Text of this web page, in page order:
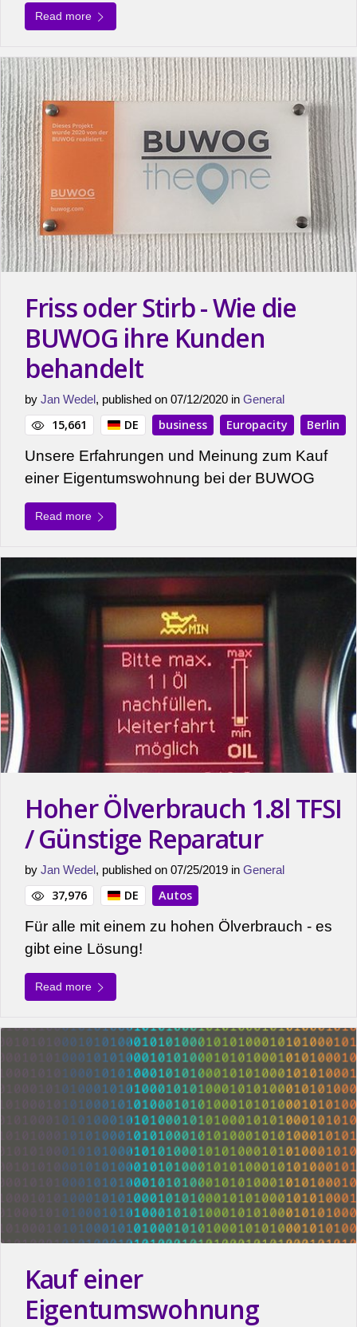
Read more
Friss oder Stirb - Wie die
BUWOG ihre Kunden
behandelt
by Jan Wedel, published on 07/12/2020 in General
15,661 DE business Europacity Berlin
Unsere Erfahrungen und Meinung zum Kauf
einer Eigentumswohnung bei der BUWOG
Read more
Hoher Ölverbrauch 1.8l TFSI
/ Günstige Reparatur
by Jan Wedel, published on 07/25/2019 in General
37,976 DE Autos
Für alle mit einem zu hohen Ölverbrauch - es
gibt eine Lösung!
Read more
Kauf einer
Eigentumswohnung